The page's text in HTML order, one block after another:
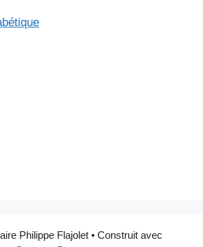
Philippe Flajolet • Construit avec